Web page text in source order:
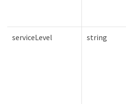
serviceLevel string